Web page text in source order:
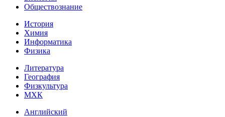
Обществознание
История
Химия
Информатика
Физика
Литература
География
Физкультура
МХК
Английский